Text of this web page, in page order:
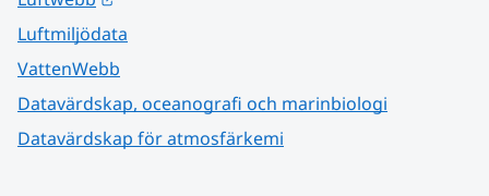
Luftmiljödata
VattenWebb
Datavärdskap, oceanografi och marinbiologi
Datavärdskap för atmosfärkemi